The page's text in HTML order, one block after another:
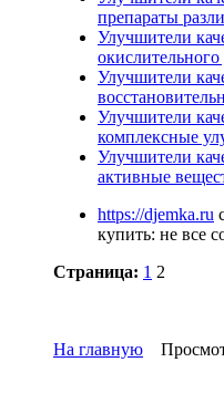
препараты
Улучшители
окислительного
Улучшители
Улучшители
комплексные
Улучшители
активные
https://djemka.ru
купить: не все
Страница: 1 2
На главную